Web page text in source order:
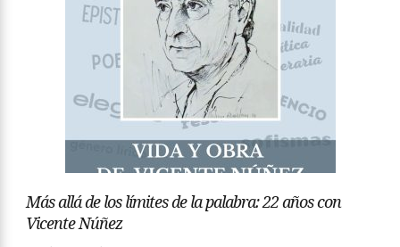
Más allá de los límites de la palabra: 22 años con
Vicente Núñez